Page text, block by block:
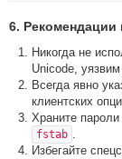
6. Рекомендации
Никогда не
Unicode,
Всегда явно
клиентских
Храните пароли
fstab .
Избегайте